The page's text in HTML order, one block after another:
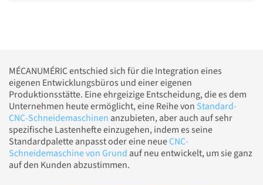
MÉCANUMÉRIC entschied sich für die Integration eines
eigenen Entwicklungsbüros und einer eigenen
Produktionsstätte. Eine ehrgeizige Entscheidung, die es dem
Unternehmen heute ermöglicht, eine Reihe von Standard-
CNC-Schneidemaschinen anzubieten, aber auch auf sehr
spezifische Lastenhefte einzugehen, indem es seine
Standardpalette anpasst oder eine neueCNC-
Schneidemaschine von Grund auf neu entwickelt, um sie ganz
auf den Kunden abzustimmen.